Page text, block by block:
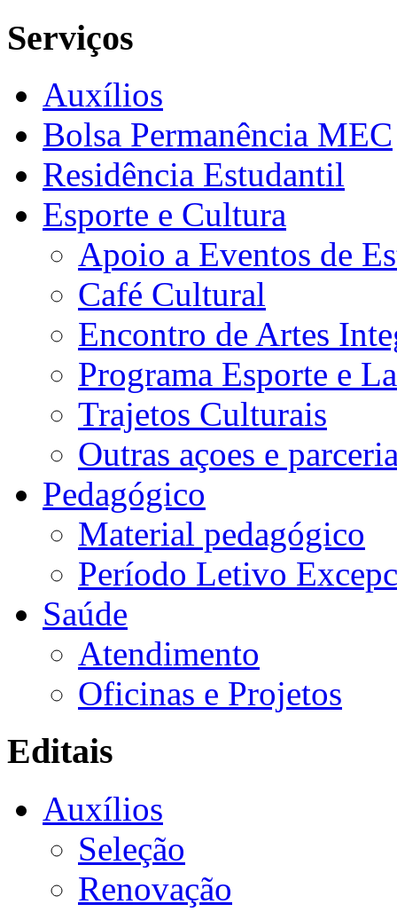
Serviços
Auxílios
Bolsa Permanência MEC
Residência Estudantil
Esporte e Cultura
Apoio a Eventos de
Café Cultural
Encontro de Artes
Programa Esporte e
Trajetos Culturais
Outras açoes e
Pedagógico
Material pedagógico
Período Letivo
Saúde
Atendimento
Oficinas e Projetos
Editais
Auxílios
Seleção
Renovação